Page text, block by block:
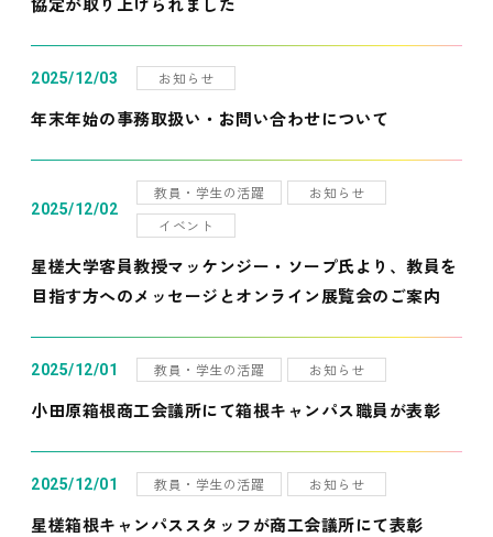
2025/12/03 お知らせ
年末年始の事務取扱い・お問い合わせについて
2025/12/02
教員・学生の活躍
お知らせ
イベント
星槎大学客員教授マッケンジー・ソープ氏より、教員を
目指す方へのメッセージとオンライン展覧会のご案内
2025/12/01 教員・学生の活躍 お知らせ
小田原箱根商工会議所にて箱根キャンパス職員が表彰
2025/12/01 教員・学生の活躍 お知らせ
星槎箱根キャンパススタッフが商工会議所にて表彰